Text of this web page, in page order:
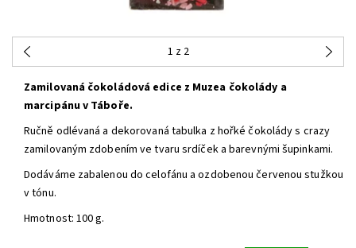
1 z 2
Zamilovaná čokoládová edice z Muzea čokolády a
marcipánu v Táboře.
Ručně odlévaná a dekorovaná tabulka z hořké čokolády s crazy
zamilovaným zdobením ve tvaru srdíček a barevnými šupinkami.
Dodáváme zabalenou do celofánu a ozdobenou červenou stužkou
v tónu.
Hmotnost: 100 g.